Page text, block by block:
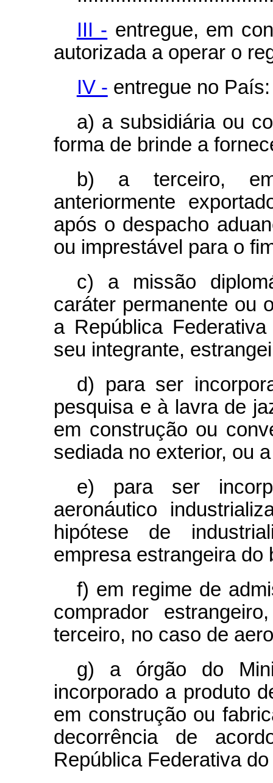
III - entregue, em
autorizada a operar o
IV - entregue no País:
a) a subsidiária ou
forma de brinde a
b) a terceiro,
anteriormente
após o despacho
ou imprestável para o
c) a missão
caráter permanente ou
a República
seu integrante,
d) para ser
pesquisa e à lavra de
em construção ou
sediada no exterior, ou
e) para ser
aeronáutico
hipótese de
empresa estrangeira do
f) em regime de
comprador
terceiro, no caso de
g) a órgão do
incorporado a produto
em construção ou
decorrência de
República Federativa